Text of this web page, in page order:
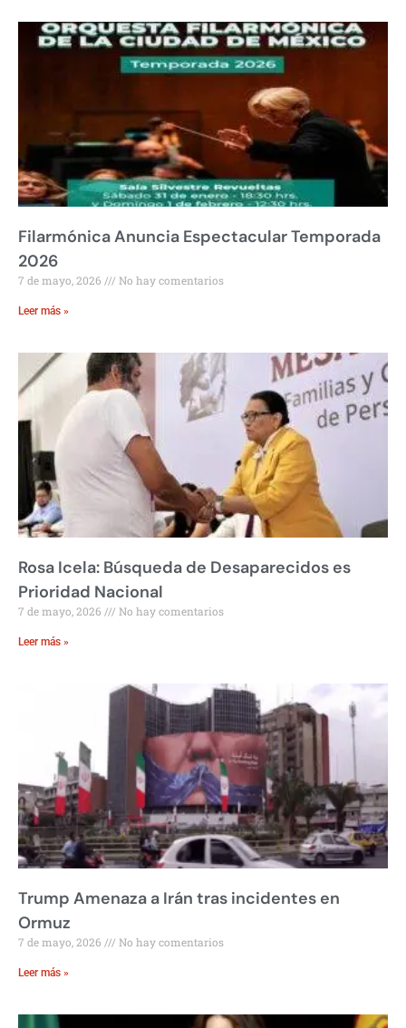
Filarmónica Anuncia Espectacular Temporada
2026
7 de mayo, 2026 No hay comentarios
Leer más »
Rosa Icela: Búsqueda de Desaparecidos es
Prioridad Nacional
7 de mayo, 2026 No hay comentarios
Leer más »
Trump Amenaza a Irán tras incidentes en
Ormuz
7 de mayo, 2026 No hay comentarios
Leer más »